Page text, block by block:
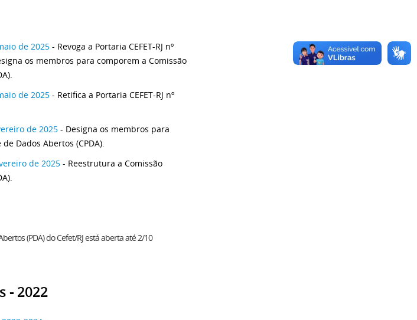
de 2025 - Revoga a Portaria CEFET-RJ nº
os membros para comporem a Comissão
de 2025 - Retifica a Portaria CEFET-RJ nº
de 2025 - Designa os membros para
Dados Abertos (CPDA).
de 2025 - Reestrutura a Comissão
(PDA) do Cefet/RJ está aberta até 2/10
- 2022